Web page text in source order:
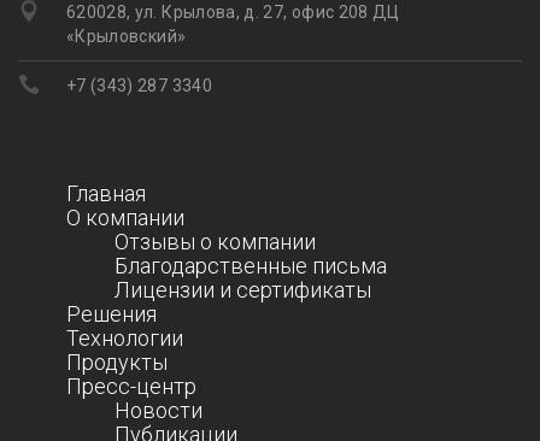
620028, ул. Крылова, д. 27, офис 208 ДЦ
«Крыловский»
+7 (343) 287 3340
Главная
О компании
Отзывы о компании
Благодарственные письма
Лицензии и сертификаты
Решения
Технологии
Продукты
Пресс-центр
Новости
Публикации